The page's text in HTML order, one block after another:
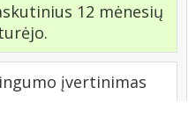
12 mėnesių
įvertinimas